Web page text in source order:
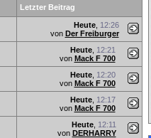
Letzter Beitrag
Heute, 12:26
von Der Freiburger
Heute, 12:21
von Mack F 700
Heute, 12:20
von Mack F 700
Heute, 12:17
von Mack F 700
Heute, 12:11
von DERHARRY